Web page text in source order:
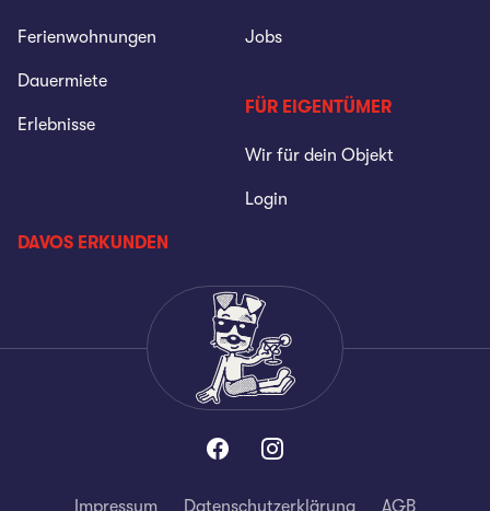
Ferienwohnungen
Dauermiete
Erlebnisse
Jobs
FÜR EIGENTÜMER
Wir für dein Objekt
Login
DAVOS ERKUNDEN
Impressum Datenschutzerklärung AGB